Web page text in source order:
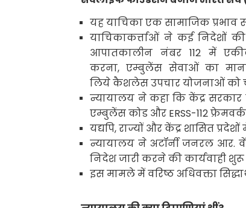
यह याचिका एक सामाजिक प्रभाव
याचिकाकर्त्ताओं ने कई निदेशों
आपातकालीन नंबर 112 में
करना, एम्बुलेंस सेवाओं का
लिये कैशलेस उपचार योजनाओं को
न्यायालय ने कहा कि केंद्र सरकार
एम्बुलेंस कोड और ERSS-112
यद्यपि,राज्यों और केंद्र शासित
न्यायालय ने अटॉर्नी जनरल आर.
निदेश जारी करने की कार्यवाही शुरू
इस मामले में वरिष्ठ अधिवक्ता